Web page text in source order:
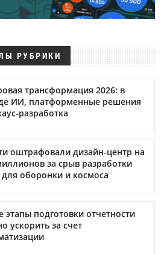
РУБРИКИ
трансформация 2026: в
ИИ, платформенные решения
разработка
оштрафовали дизайн-центр на
за срыв разработки
оборонки и космоса
этапы подготовки отчетности
ускорить за счет